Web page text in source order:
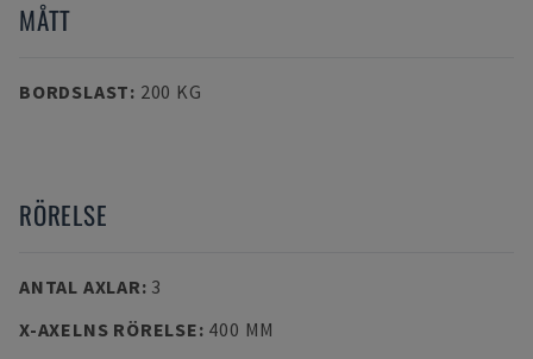
MÅTT
BORDSLAST: 200 KG
RÖRELSE
ANTAL AXLAR: 3
X-AXELNS RÖRELSE: 400 MM